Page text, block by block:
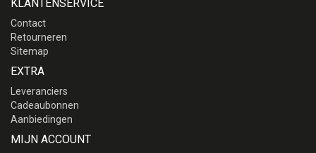
KLANTENSERVICE
Contact
Retourneren
Sitemap
EXTRA
Leveranciers
Cadeaubonnen
Aanbiedingen
MIJN ACCOUNT